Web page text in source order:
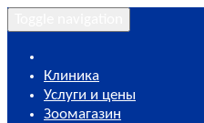
Клиника
Услуги и цены
Зоомагазин